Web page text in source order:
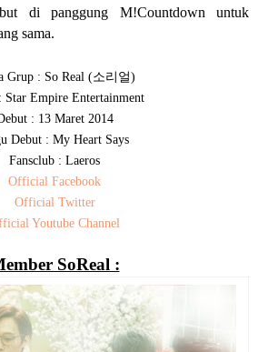
di panggung M!Countdown untuk
sama.
Grup : So Real (소리얼)
Star Empire Entertainment
: 13 Maret 2014
Debut : My Heart Says
Fansclub : Laeros
Official Facebook
Official Twitter
Youtube Channel
SoReal :